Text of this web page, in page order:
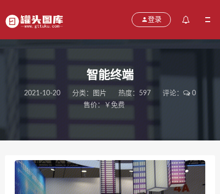
登录
智能终端
2021-10-20 分类： 图片 热度：597 评论：
0
售价：￥免费